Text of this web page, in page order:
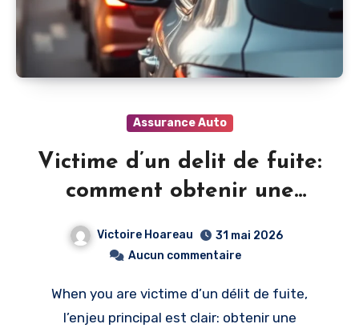
Assurance Auto
Victime d’un delit de fuite:
comment obtenir une
Victoire Hoareau
31 mai 2026
Aucun commentaire
When you are victime d’un délit de fuite,
l’enjeu principal est clair: obtenir une